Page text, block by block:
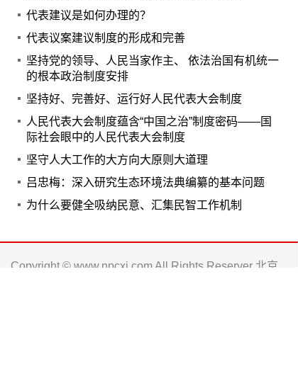
代表建议是如何办理的？
代表议案建议制度的形成和完善
坚持党的领导、人民当家作主、 依法治国有机统一
的根本政治制度安排
坚持好、完善好、运行好人民代表大会制度
人民代表大会制度蕴含“中国之治”制度密码——国
际社会眼中的人民代表大会制度
坚守人大工作的大方向大原则大道理
吕忠梅：深入研究生态环境法典编纂的基本问题
为什么要健全吸纳民意、汇集民智工作机制
Copyright © www.npcxj.com All Rights Reserver 北京